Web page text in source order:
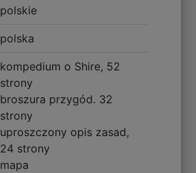
polskie
polska
kompedium o Shire, 52
strony
broszura przygód. 32
strony
uproszczony opis zasad,
24 strony
mapa